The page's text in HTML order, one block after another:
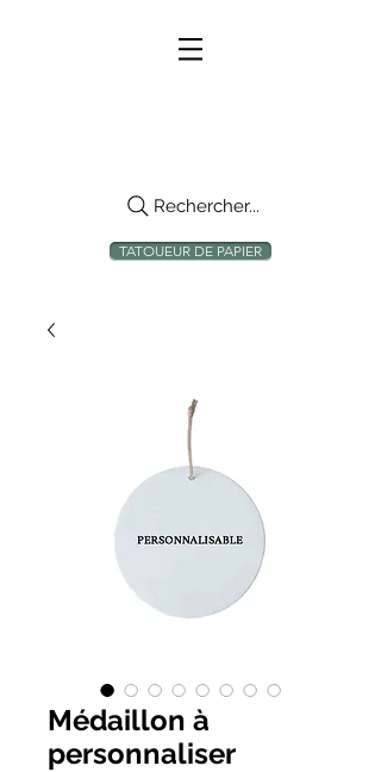
Rechercher...
TATOUEUR DE PAPIER
Médaillon à
personnaliser